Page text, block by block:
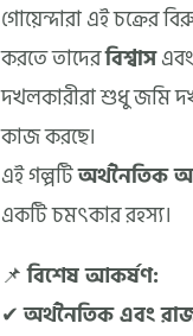
গোয়েন্দারা এই চক্রের
করতে তাদেরবিশ্বাস
দখলকারীরা শুধু জমি
কাজ করছে।
এই গল্পটিঅর্থনৈতিক
একটি চমৎকার রহস্য।
📌বিশেষ আকর্ষণ:
✔অর্থনৈতিক এবং